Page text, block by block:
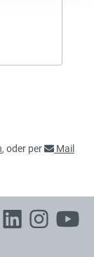
, oder per
Mail